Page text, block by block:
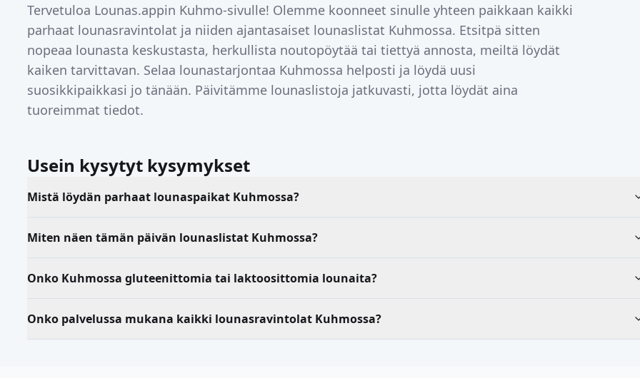
Tervetuloa Lounas.appin Kuhmo-sivulle! Olemme koonneet sinulle yhteen paikkaan kaikki
parhaat lounasravintolat ja niiden ajantasaiset lounaslistat Kuhmossa. Etsitpä sitten
nopeaa lounasta keskustasta, herkullista noutopöytää tai tiettyä annosta, meiltä löydät
kaiken tarvittavan. Selaa lounastarjontaa Kuhmossa helposti ja löydä uusi
suosikkipaikkasi jo tänään. Päivitämme lounaslistoja jatkuvasti, jotta löydät aina
tuoreimmat tiedot.
Usein kysytyt kysymykset
Mistä löydän parhaat lounaspaikat Kuhmossa?
Miten näen tämän päivän lounaslistat Kuhmossa?
Onko Kuhmossa gluteenittomia tai laktoosittomia lounaita?
Onko palvelussa mukana kaikki lounasravintolat Kuhmossa?